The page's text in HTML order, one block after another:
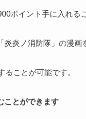
ポイント手に入れる
炎ノ消防隊」の漫画
ことが可能です。
ことができます